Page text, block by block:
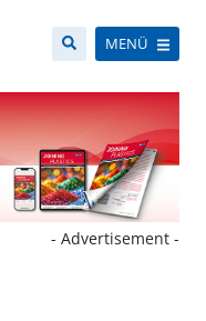
MENÜ
- Advertisement -